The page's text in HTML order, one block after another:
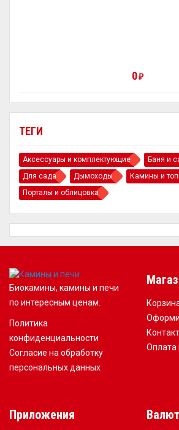
ТЕГИ
Аксессуары и комплектующие
Баня и
Для сада
Дымоходы Камины и
Порталы и облицовка
0₽
Биокамины, камины и печи
по интересным ценам.
Политика
конфиденциальности
Согласие на обработку
персональных данных
Оплата
Приложения